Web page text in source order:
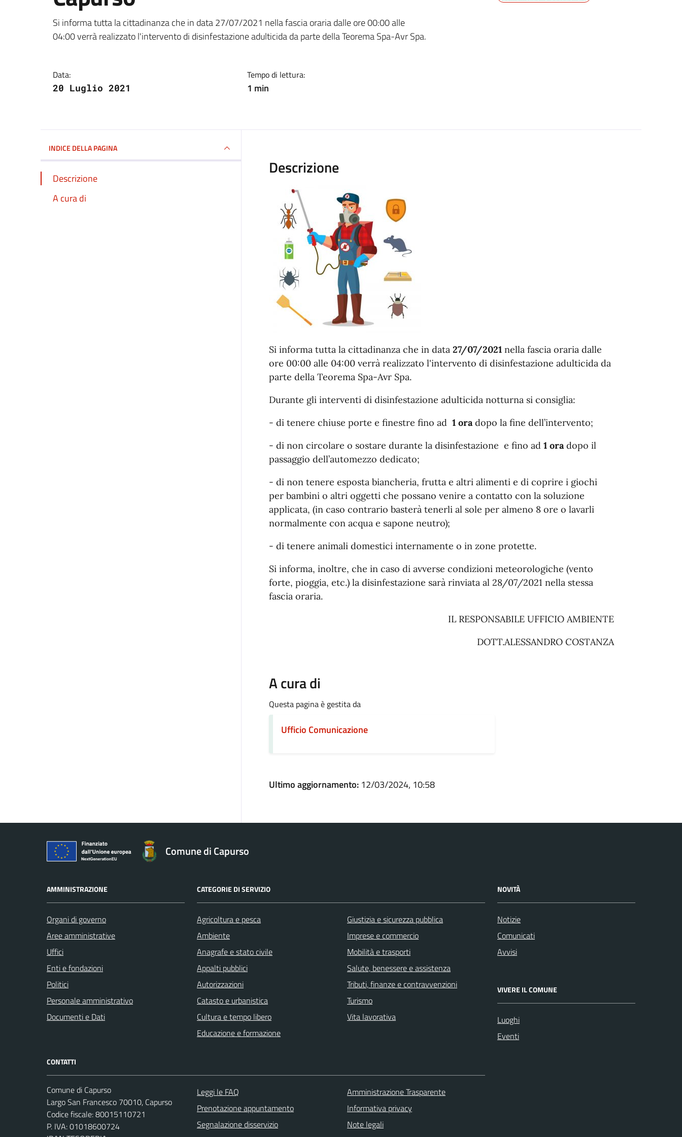
Dettagli della notizia
Si informa tutta la cittadinanza che in data 27/07/2021 nella fascia oraria dalle ore 00:00 alle
04:00 verrà realizzato l'intervento di disinfestazione adulticida da parte della Teorema Spa-Avr Spa.
Data:
20 Luglio 2021
Tempo di lettura:
1 min
INDICE DELLA PAGINA
Descrizione
A cura di
Descrizione
Si informa tutta la cittadinanza che in data 27/07/2021nella fascia oraria dalle
ore 00:00 alle 04:00 verrà realizzato l'intervento di disinfestazione adulticida da
parte della Teorema Spa-Avr Spa.
Durante gli interventi di disinfestazione adulticida notturna si consiglia:
- di tenere chiuse porte e finestre fino ad 1 oradopo la fine dell’intervento;
- di non circolare o sostare durante la disinfestazione e fino ad 1 oradopo il
passaggio dell’automezzo dedicato;
- di non tenere esposta biancheria, frutta e altri alimenti e di coprire i giochi
per bambini o altri oggetti che possano venire a contatto con la soluzione
applicata, (in caso contrario basterà tenerli al sole per almeno 8 ore o lavarli
normalmente con acqua e sapone neutro);
- di tenere animali domestici internamente o in zone protette.
Si informa, inoltre, che in caso di avverse condizioni meteorologiche (vento
forte, pioggia, etc.) la disinfestazione sarà rinviata al 28/07/2021 nella stessa
fascia oraria.
IL RESPONSABILE UFFICIO AMBIENTE
DOTT.ALESSANDRO COSTANZA
A cura di
Questa pagina è gestita da
Ufficio Comunicazione
Ultimo aggiornamento: 12/03/2024, 10:58
Comune di Capurso
AMMINISTRAZIONE
Organi di governo
Aree amministrative
Uffici
Enti e fondazioni
Politici
Personale amministrativo
Documenti e Dati
CATEGORIE DI SERVIZIO
Agricoltura e pesca
Ambiente
Anagrafe e stato civile
Appalti pubblici
Autorizzazioni
Catasto e urbanistica
Cultura e tempo libero
Educazione e formazione
Giustizia e sicurezza pubblica
Imprese e commercio
Mobilità e trasporti
Salute, benessere e assistenza
Tributi, finanze e contravvenzioni
Turismo
Vita lavorativa
NOVITÀ
Notizie
Comunicati
Avvisi
VIVERE IL COMUNE
Luoghi
Eventi
CONTATTI
Comune di Capurso
Largo San Francesco 70010, Capurso
Codice fiscale: 80015110721
P. IVA: 01018600724
Leggi le FAQ
Prenotazione appuntamento
Segnalazione disservizio
Amministrazione Trasparente
Informativa privacy
Note legali